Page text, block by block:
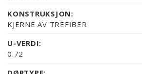
KONSTRUKSJON:
KJERNE AV TREFIBER
U-VERDI:
0.72